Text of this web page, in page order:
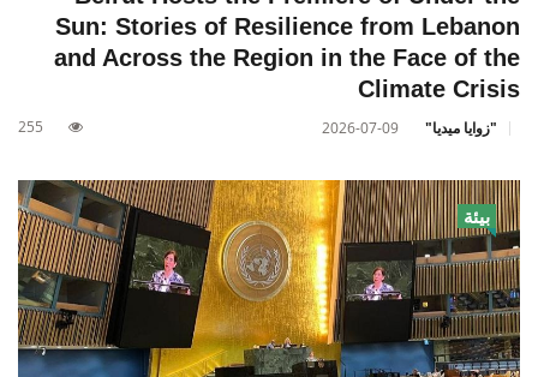
Sun: Stories of Resilience from Lebanon
and Across the Region in the Face of the
Climate Crisis
"زوايا ميديا" 2026-07-09
255
بيئة